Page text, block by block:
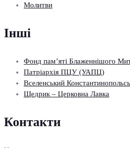
Молитви
Інші
Фонд пам’яті Блаженнішого
Патріархія ПЦУ (УАПЦ)
Вселенський
Щедрик – Церковна Лавка
Контакти